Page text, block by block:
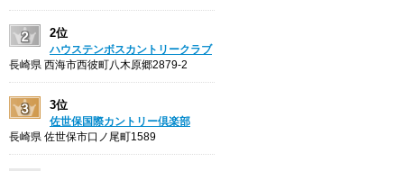
2位
ハウステンボスカントリークラブ
長崎県 西海市西彼町八木原郷2879-2
3位
佐世保国際カントリー倶楽部
長崎県 佐世保市口ノ尾町1589